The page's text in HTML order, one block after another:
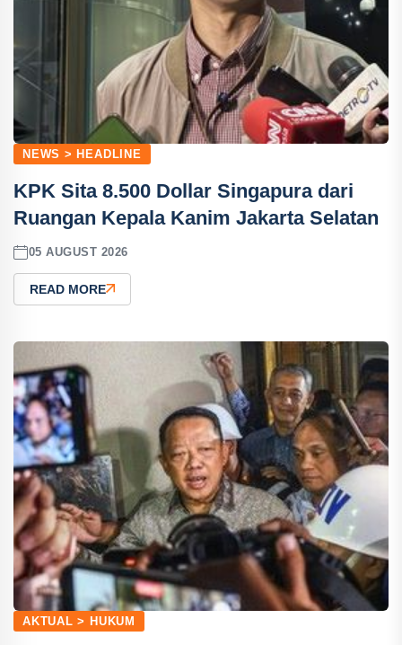
NEWS > HEADLINE
KPK Sita 8.500 Dollar Singapura dari
Ruangan Kepala Kanim Jakarta Selatan
05 AUGUST 2026
READ MORE
AKTUAL > HUKUM